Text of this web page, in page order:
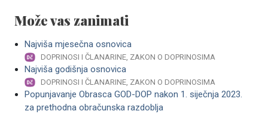
Može vas zanimati
Najviša mjesečna osnovica
DOPRINOSI I ČLANARINE, ZAKON O DOPRINOSIMA
Najviša godišnja osnovica
DOPRINOSI I ČLANARINE, ZAKON O DOPRINOSIMA
Popunjavanje Obrasca GOD-DOP nakon 1. siječnja 2023.
za prethodna obračunska razdoblja